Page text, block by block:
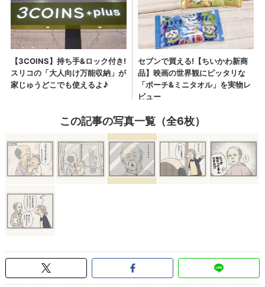
この記事の写真一覧（全6枚）